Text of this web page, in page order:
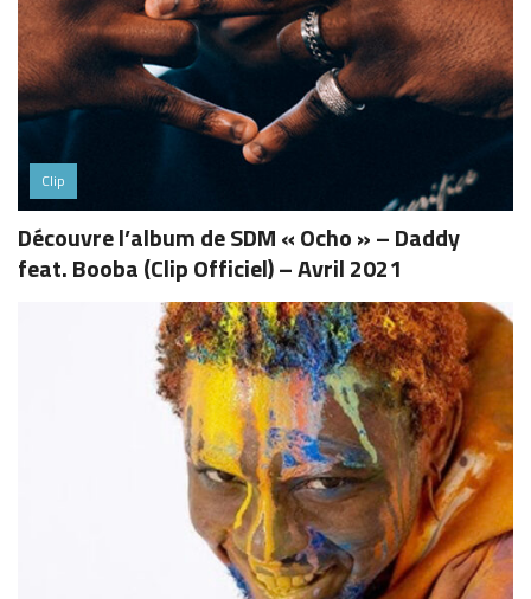
Clip
Découvre l’album de SDM « Ocho » – Daddy
feat. Booba (Clip Officiel) – Avril 2021